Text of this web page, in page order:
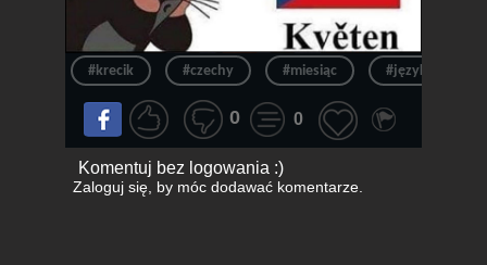
#krecik #czechy #miesiąc #język
0 0
Komentuj bez logowania :)
Zaloguj się, by móc dodawać komentarze.